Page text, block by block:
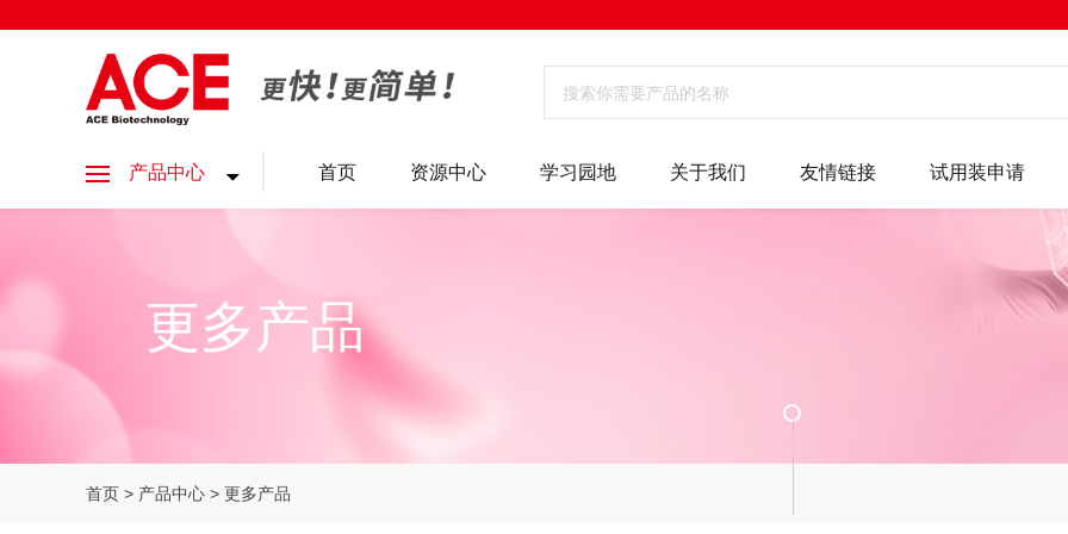
产品中心 首页 资源中心 学习园地 关于我们 友情链接 试用装申请
更多产品
首页 > 产品中心 > 更多产品